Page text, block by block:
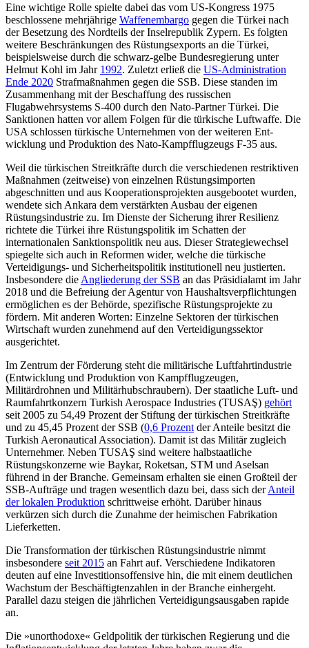
Eine wichtige Rolle spielte dabei das vom US-Kongress 1975
beschlossene mehrjährige Waffenembargo gegen die Türkei nach
der Besetzung des Nordteils der Inselrepublik Zypern. Es folgten
weitere Beschränkungen des Rüstungsexports an die Türkei,
beispiels­weise durch die schwarz-gelbe Bundesregierung unter
Helmut Kohl im Jahr 1992. Zu­letzt erließ die US-Administration
Ende 2020 Strafmaßnahmen gegen die SSB. Diese standen im
Zusammenhang mit der Be­schaf­fung des russischen
Flugabwehrsystems S‑400 durch den Nato-Partner Türkei. Die
Sanktionen hatten vor allem Folgen für die türkische Luftwaffe. Die
USA schlossen tür­kische Unternehmen von der weiteren Ent­
wicklung und Produktion des Nato-Kampf­flugzeugs F‑35 aus.
Weil die türkischen Streitkräfte durch die verschiedenen restriktiven
Maß­nahmen (zeitweise) von einzelnen Rüstungsimporten
abgeschnitten und aus Kooperationsprojekten ausgebootet wurden,
wendete sich Ankara dem verstärkten Ausbau der eigenen
Rüstungs­industrie zu. Im Dienste der Sicherung ihrer Resilienz
richtete die Türkei ihre Rüstungspolitik im Schatten der
internationalen Sanktionspolitik neu aus. Dieser Strategiewechsel
spiegelte sich auch in Reformen wider, welche die türkische
Verteidigungs- und Sicherheitspolitik in­stitutionell neu justierten.
Insbesondere die Angliederung der SSB an das Präsidialamt im Jahr
2018 und die Befreiung der Agentur von Haushaltsverpflichtungen
ermöglichen es der Behörde, spezifische Rüstungsprojekte zu
fördern. Mit anderen Worten: Ein­zelne Sektoren der türkischen
Wirtschaft wurden zunehmend auf den Verteidigungssektor
ausgerichtet.
Im Zentrum der Förderung steht die mili­tärische Luftfahrtindustrie
(Entwicklung und Produktion von Kampfflugzeugen,
Militärdrohnen und Militärhubschraubern). Der staatliche Luft- und
Raumfahrtkonzern Turkish Aerospace Industries (TUSAŞ) ge­hört
seit 2005 zu 54,49 Prozent der Stiftung der türki­schen Streitkräfte
und zu 45,45 Pro­zent der SSB (0,6 Prozent der Anteile besitzt die
Turkish Aeronautical Association). Da­mit ist das Militär zugleich
Unternehmer. Neben TUSAŞ sind weitere halbstaatliche
Rüstungskonzerne wie Baykar, Roketsan, STM und Aselsan
führend in der Branche. Gemeinsam erhalten sie einen Großteil der
SSB-Aufträge und tragen wesentlich dazu bei, dass sich derAnteil
der lokalen Produk­tion schrittweise erhöht. Darüber hinaus
verkürzen sich durch die Zunahme der heimischen Fabrikation
Lieferketten.
Die Transformation der türkischen Rüstungsindustrie nimmt
insbesondere seit 2015 an Fahrt auf. Verschiedene Indikatoren
deuten auf eine Investitionsoffensive hin, die mit einem deutlichen
Wachstum der Beschäftigtenzahlen in der Branche ein­her­geht.
Parallel dazu steigen die jährlichen Verteidigungsausgaben rapide
an.
Die »unorthodoxe« Geldpolitik der türki­schen Regierung und die